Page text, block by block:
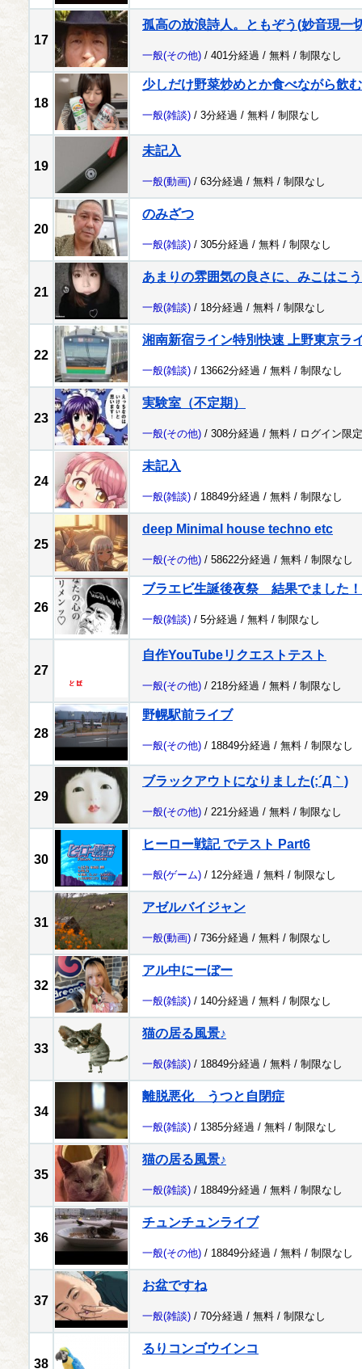
17
孤高の放浪詩人。ともぞう(妙音現一
一般(その他) / 401分経過 / 無料 / 制限なし
18
少しだけ野菜炒めとか食べながら飲
一般(雑談) / 3分経過 / 無料 / 制限なし
19
未記入
一般(動画) / 63分経過 / 無料 / 制限なし
20
のみざつ
一般(雑談) / 305分経過 / 無料 / 制限なし
21
あまりの雰囲気の良さに、みこはこ
一般(雑談) / 18分経過 / 無料 / 制限なし
22
湘南新宿ライン特別快速 上野東京ラ
一般(雑談) / 13662分経過 / 無料 / 制限なし
23
実験室（不定期）
一般(その他) / 308分経過 / 無料 / ログイン限定
24
未記入
一般(雑談) / 18849分経過 / 無料 / 制限なし
25
deep Minimal house techno etc
一般(その他) / 58622分経過 / 無料 / 制限なし
26
ブラエビ生誕後夜祭 結果でました
一般(雑談) / 5分経過 / 無料 / 制限なし
27
自作YouTubeリクエストテスト
一般(その他) / 218分経過 / 無料 / 制限なし
28
野幌駅前ライブ
一般(その他) / 18849分経過 / 無料 / 制限なし
29
ブラックアウトになりました(;´Д｀)
一般(その他) / 221分経過 / 無料 / 制限なし
30
ヒーロー戦記 でテスト Part6
一般(ゲーム) / 12分経過 / 無料 / 制限なし
31
アゼルバイジャン
一般(動画) / 736分経過 / 無料 / 制限なし
32
アル中にーぼー
一般(雑談) / 140分経過 / 無料 / 制限なし
33
猫の居る風景♪
一般(雑談) / 18849分経過 / 無料 / 制限なし
34
離脱悪化 うつと自閉症
一般(雑談) / 1385分経過 / 無料 / 制限なし
35
猫の居る風景♪
一般(雑談) / 18849分経過 / 無料 / 制限なし
36
チュンチュンライブ
一般(その他) / 18849分経過 / 無料 / 制限なし
37
お盆ですね
一般(雑談) / 70分経過 / 無料 / 制限なし
38
るりコンゴウインコ